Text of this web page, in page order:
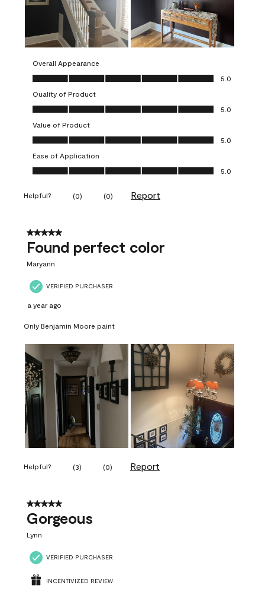
Overall Appearance
Overall Appearance, 5.0 out of 5
5.0
Quality of Product
Quality of Product, 5.0 out of 5
5.0
Value of Product
Value of Product, 5.0 out of 5
5.0
Ease of Application
Ease of Application, 5.0 out of 5
5.0
Helpful? (0) (0) Report
5 out of 5 stars.
Found perfect color
Maryann
VERIFIED PURCHASER
a year ago
Only Benjamin Moore paint
Helpful? (3) (0) Report
5 out of 5 stars.
Gorgeous
Lynn
VERIFIED PURCHASER
INCENTIVIZED REVIEW